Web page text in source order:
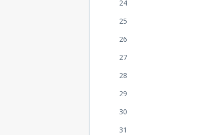
24
25
26
27
28
29
30
31